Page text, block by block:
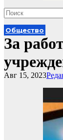
Общество
За
Авг 15, 2023